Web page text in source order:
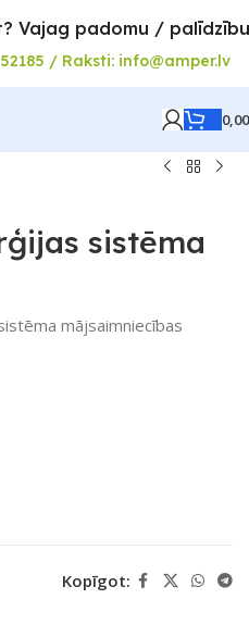
Vajag padomu /
/ Raksti: info@amper.lv
sistēma
mājsaimniecības
Kopīgot: